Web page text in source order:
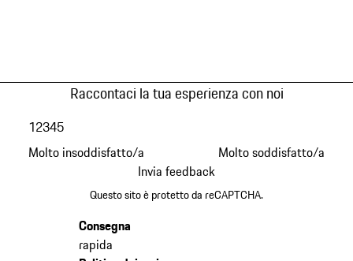
Raccontaci la tua esperienza con noi
Molto insoddisfatto/a
12345
Molto soddisfatto/a
Invia feedback
Questo sito è protetto da reCAPTCHA.
Consegna
rapida